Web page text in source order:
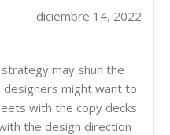
diciembre 14, 2022
may shun the
might want to
with the copy decks
the design direction